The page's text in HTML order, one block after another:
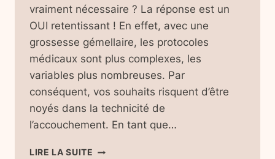
vraiment nécessaire ? La réponse est un
OUI retentissant ! En effet, avec une
grossesse gémellaire, les protocoles
médicaux sont plus complexes, les
variables plus nombreuses. Par
conséquent, vos souhaits risquent d’être
noyés dans la technicité de
l’accouchement. En tant que…
LIRE LA SUITE PROJET